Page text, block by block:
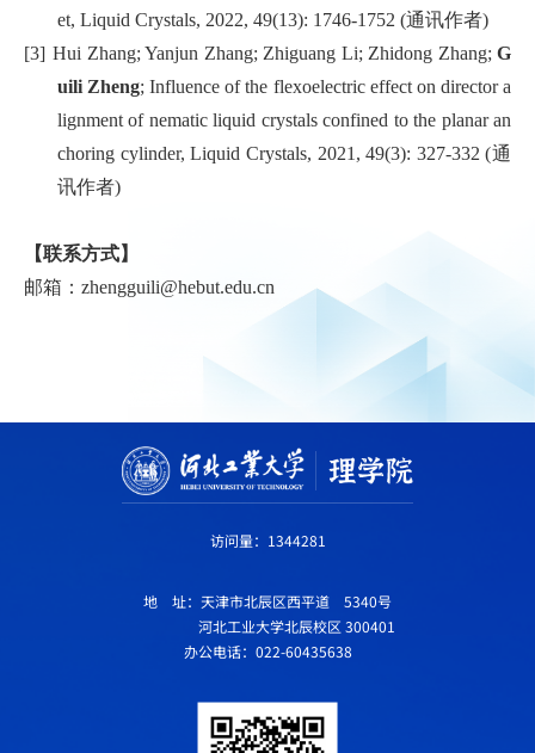
et, Liquid Crystals, 2022, 49(13): 1746-1752 (通讯作者)
[3] Hui Zhang; Yanjun Zhang; Zhiguang Li; Zhidong Zhang; G
uili Zheng; Influence of the flexoelectric effect on director a
lignment of nematic liquid crystals confined to the planar an
choring cylinder, Liquid Crystals, 2021, 49(3): 327-332 (通
讯作者)
【联系方式】
邮箱：zhengguili@hebut.edu.cn
访问量： 1344281
地 址：天津市北辰区西平道 5340号
河北工业大学北辰校区 300401
办公电话：022-60435638